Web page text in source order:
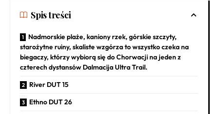
Spis treści
Nadmorskie plaże, kaniony rzek, górskie szczyty,
starożytne ruiny, skaliste wzgórza to wszystko czeka na
biegaczy, którzy wybiorą się do Chorwacji na jeden z
czterech dystansów Dalmacija Ultra Trail.
River DUT 15
Ethno DUT 26